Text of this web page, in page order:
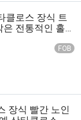
클로스 장식 트
전통적인 홀
FOB
장식 빨간 노인